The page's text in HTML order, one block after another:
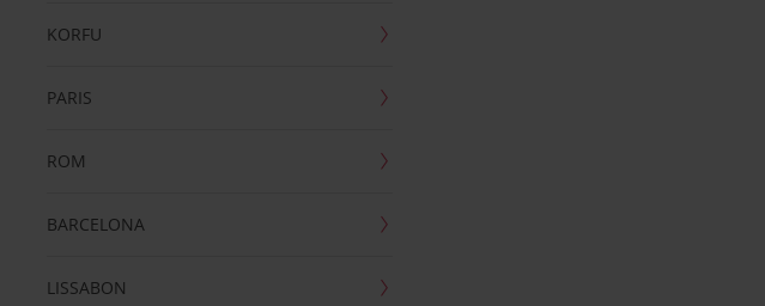
KORFU
PARIS
ROM
BARCELONA
LISSABON